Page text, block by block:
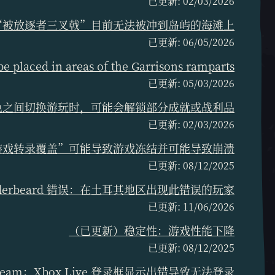
放逐者三叉戟”目前无法被冲到岛屿的海滩上
已更新: 06/05/2026
placed in areas of the Garrisons ramparts
已更新: 05/03/2026
间切换游玩时，可能会解锁部分成就或战利品
已更新: 02/03/2026
转录覆盖”可能导致游戏冻结并可能导致崩溃
已更新: 08/12/2025
错误：在土耳其地区出现此错误的玩家
已更新: 11/06/2026
（已更新）稳定性：游戏性能下降
已更新: 08/12/2025
：Xbox Live 登录框显示出错导致无法登录